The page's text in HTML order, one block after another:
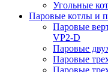
Угольные
Паровые котлы и
Паровые
VP2-D
Паровые
Паровые
Паровые